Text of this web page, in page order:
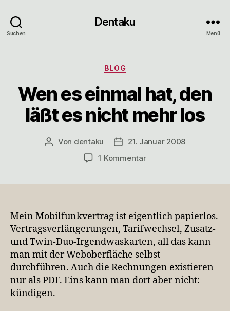
Suchen
Dentaku
Menü
Kategorien
BLOG
Wen es einmal hat, den
läßt es nicht mehr los
Beitragsautor
Von dentaku Veröffentlichungsdatum
21. Januar 2008
1 Kommentarzu
den
läßt
nicht
mehr
los
Mein Mobilfunkvertrag ist eigentlich papierlos.
Vertragsverlängerungen, Tarifwechsel, Zusatz-
und Twin-Duo-Irgendwaskarten, all das kann
man mit der Weboberfläche selbst
durchführen. Auch die Rechnungen existieren
nur als PDF. Eins kann man dort aber nicht:
kündigen.